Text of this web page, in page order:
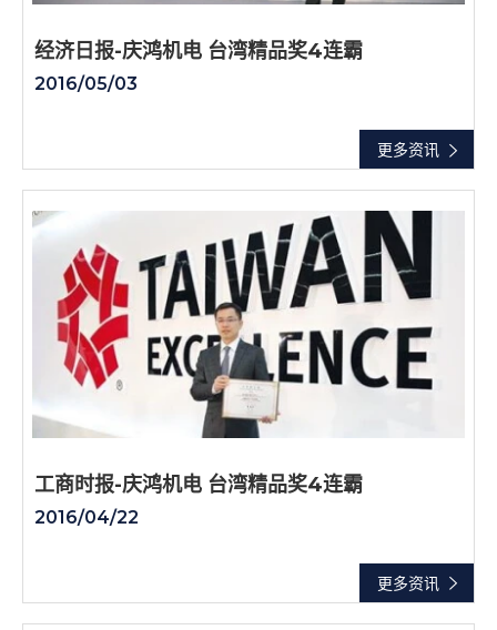
更多资讯
经济日报-庆鸿机电 台湾精品奖4连霸
2016/05/03
更多资讯
工商时报-庆鸿机电 台湾精品奖4连霸
2016/04/22